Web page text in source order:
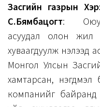
Засгийн газрын
С.Бямбацогт:
асуудал олон жил
хуваагдуулж нэлээд
Монгол Улсын
хамтарсан,
компанийг байранд